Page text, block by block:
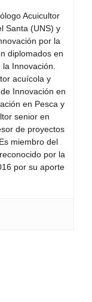
Acuicultor
Santa (UNS) y
por la
diplomados en
Innovación.
acuícola y
Innovación en
en Pesca y
senior en
de proyectos
miembro del
por la
por su aporte